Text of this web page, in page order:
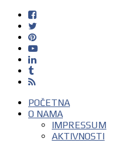
POČETNA
O NAMA
IMPRESSUM
AKTIVNOSTI